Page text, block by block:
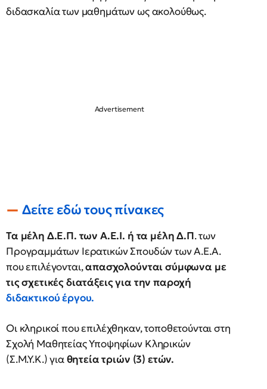
διδασκαλία των μαθημάτων ως ακολούθως.
Δείτε εδώ τους πίνακες
Τα μέλη Δ.Ε.Π. των Α.Ε.Ι. ή τα μέλη Δ.Π. των
Προγραμμάτων Ιερατικών Σπουδών των Α.Ε.Α.
που επιλέγονται,απασχολούνται σύμφωνα με
τις σχετικές διατάξεις για την παροχή
διδακτικού έργου.
Οι κληρικοί που επιλέχθηκαν, τοποθετούνται στη
Σχολή Μαθητείας Υποψηφίων Κληρικών
(Σ.Μ.Υ.Κ.) γιαθητεία τριών (3) ετών.